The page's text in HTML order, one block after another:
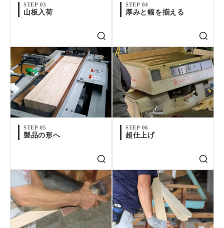
STEP 03
山板入荷
STEP 04
厚みと幅を揃える
STEP 05
製品の形へ
STEP 06
超仕上げ